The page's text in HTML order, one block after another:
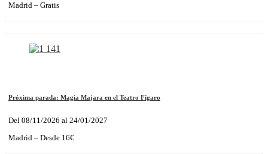
Madrid – Gratis
Próxima parada: Magia Majara en el Teatro Fígaro
Del 08/11/2026 al 24/01/2027
Madrid – Desde 16€